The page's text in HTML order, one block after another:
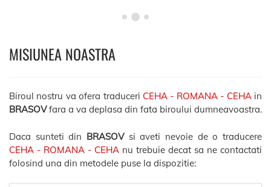
MISIUNEA NOASTRA
Biroul nostru va ofera traduceri CEHA - ROMANA - CEHA in
BRASOVfara a va deplasa din fata biroului dumneavoastra.
Daca sunteti din BRASOVsi aveti nevoie de o traducere
CEHA - ROMANA - CEHA nu trebuie decat sa ne contactati
folosind una din metodele puse la dispozitie: